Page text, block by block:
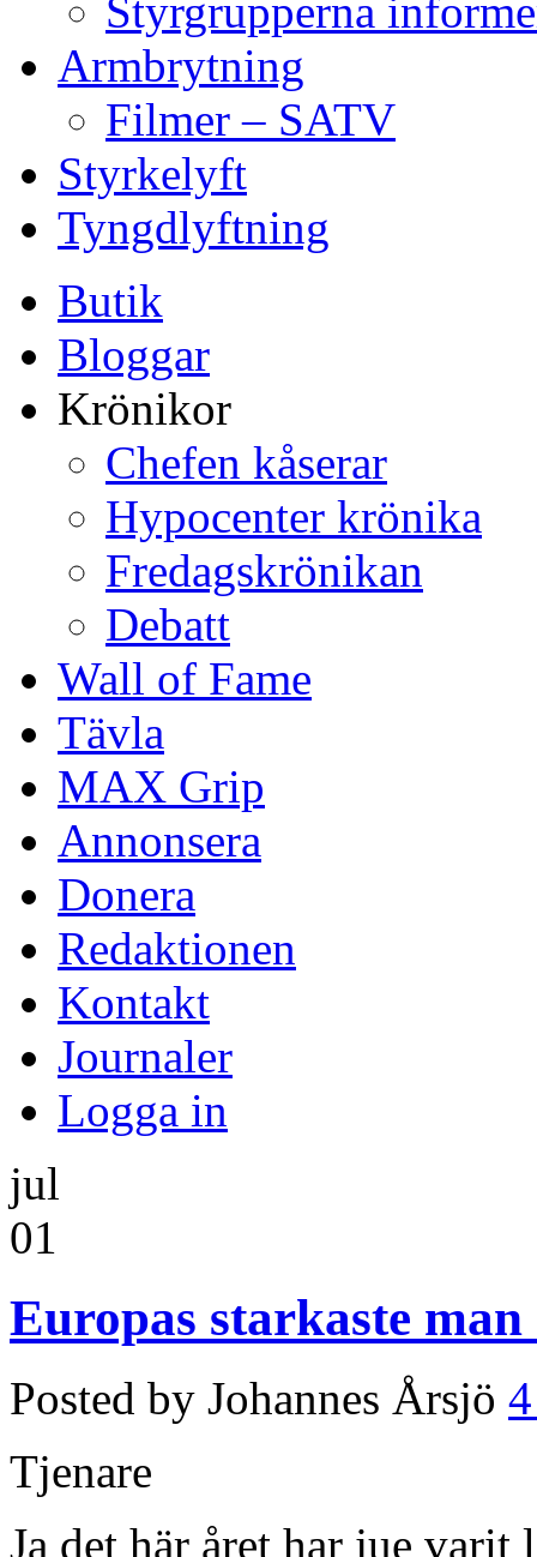
Styrgrupperna
Armbrytning
Filmer – SATV
Styrkelyft
Tyngdlyftning
Butik
Bloggar
Krönikor
Chefen kåserar
Hypocenter krönika
Fredagskrönikan
Debatt
Wall of Fame
Tävla
MAX Grip
Annonsera
Donera
Redaktionen
Kontakt
Journaler
Logga in
jul
01
Europas starkaste
Posted by Johannes Årsjö
Tjenare
Ja det här året har jue varit